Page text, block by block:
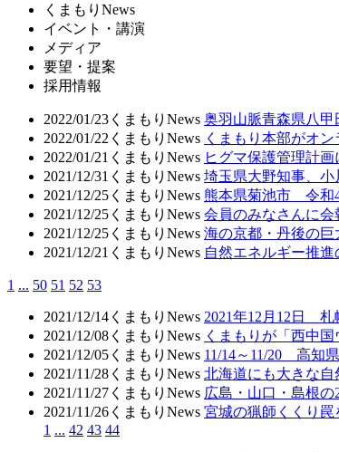
くまもりNews
イベント・講演
メディア
要望・提案
採用情報
2022/01/23 くまもりNews 奥羽山脈青森県八
2022/01/22 くまもりNews くまもり本部がオ
2022/01/21 くまもりNews ヒグマ保護管理計
2021/12/31 くまもりNews 埼玉県大野知事、
2021/12/25 くまもりNews 熊本県菊池市 令和
2021/12/25 くまもりNews 会員のみなさんに会
2021/12/25 くまもりNews 海の京都・丹後の
2021/12/21 くまもりNews 自然エネルギー推
1 ... 50 51 52 53
2021/12/14 くまもりNews 2021年12月12日
2021/12/08 くまもりNews くまもりが「西中
2021/12/05 くまもりNews 11/14～11/20 高知
2021/11/28 くまもりNews 北海道にも大きな
2021/11/27 くまもりNews 広島・山口・島根
2021/11/26 くまもりNews 宮城の猟師くくり
1 ... 42 43 44